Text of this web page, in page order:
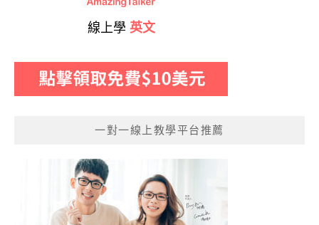
線上學 英文
一對一線上教學平台推薦